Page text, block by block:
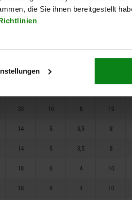
die Sie ihnen bereitgestellt
25 8 6 14
33 10 8 19
33 10
33 10 8 19
14 5 3,5 8
14 5 3,5 8
18 6 4 10
18 6 4 10